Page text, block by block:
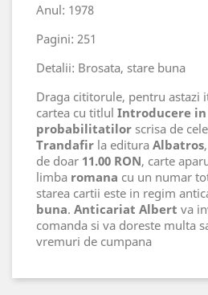
Anul: 1978
Pagini: 251
Detalii: Brosata, stare buna
Draga cititorule, pentru astazi
cartea cu titlul Introducere
probabilitatilor scrisa de
Trandafir la editura Albatros
de doar 11.00 RON, carte
limba romana cu un numar
starea cartii este in regim
buna. Anticariat Albert va
comanda si va doreste multa
vremuri de cumpana